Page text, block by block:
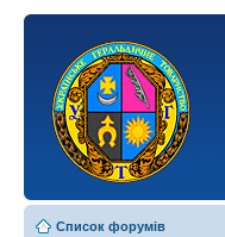
Список форумів